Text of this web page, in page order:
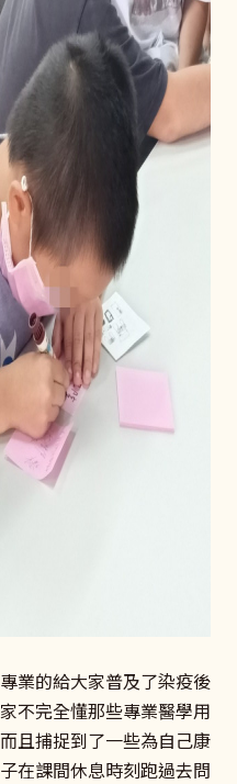
業的給大家普及了染疫後
不完全懂那些專業醫學用
且捕捉到了一些為自己康
在課間休息時刻跑過去問